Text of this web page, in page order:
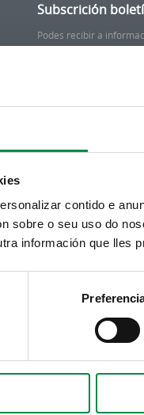
contido e
sobre o seu uso do
información que lles
Subscrición
Podes recibir a
municipal no teu